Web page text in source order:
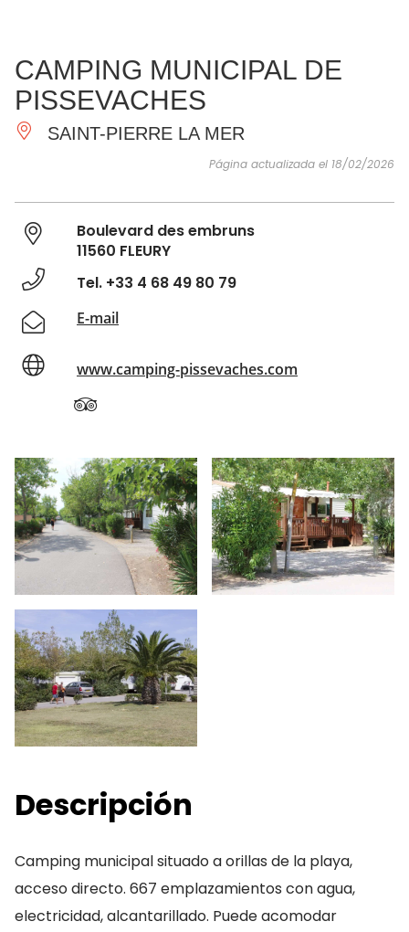
IMPRESCINDIBLES
HACER
INSPIRACIONES
CAMPING MUNICIPAL DE
PISSEVACHES
SAINT-PIERRE LA MER
Página actualizada el 18/02/2026
Boulevard des embruns
11560 FLEURY
Tel. +33 4 68 49 80 79
E-mail
www.camping-pissevaches.com
Descripción
Camping municipal situado a orillas de la playa,
acceso directo. 667 emplazamientos con agua,
electricidad, alcantarillado. Puede acomodar